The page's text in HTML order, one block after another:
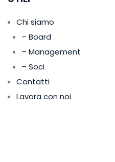
Chi siamo
– Board
– Management
– Soci
Contatti
Lavora con noi